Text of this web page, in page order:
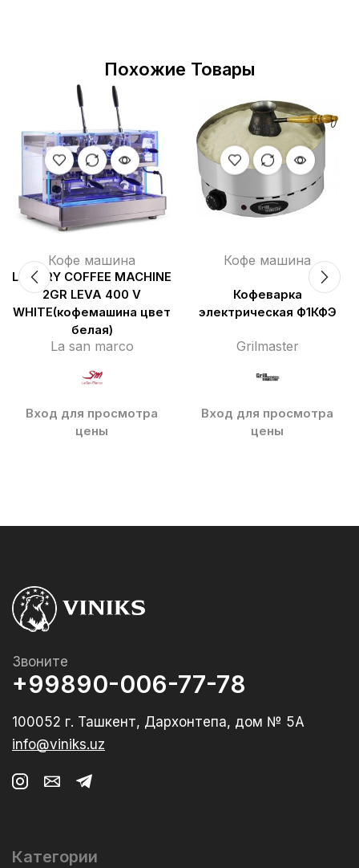
Похожие Товары
Кофе машина
LUXURY COFFEE MACHINE
2GR LEVA 400 V
WHITE(кофемашина цвет
белая)
La san marco
Вход для просмотра
цены
Кофе машина
Кофеварка
электрическая Ф1КФЭ
Grilmaster
Вход для просмотра
цены
Звоните
+99890-006-77-78
100052 г. Ташкент, Дархонтепа, дом № 5А
info@viniks.uz
Категории